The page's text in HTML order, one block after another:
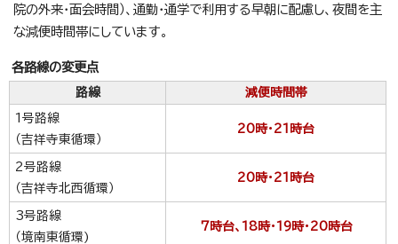
院の外来・面会時間）、通勤・通学で利用する早朝に配慮し、夜間を主
な減便時間帯にしています。
各路線の変更点
路線 減便時間帯
1号路線
（吉祥寺東循環）
20時・21時台
2号路線
（吉祥寺北西循環）
20時・21時台
3号路線
（境南東循環)
7時台、18時・19時・20時台